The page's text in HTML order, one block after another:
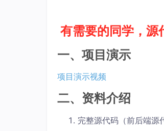
有需要的同学，源
一、项目演示
项目演示视频
二、资料介绍
完整源代码（前后端源